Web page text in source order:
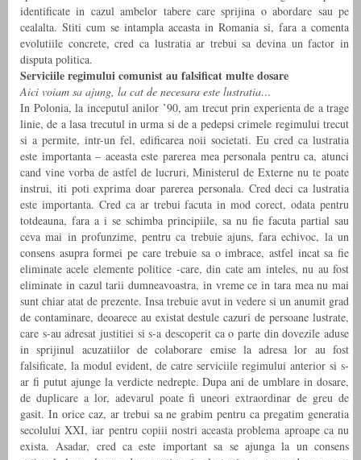
identificate in cazul ambelor tabere care sprijina o abordare sau pe
cealalta. Stiti cum se intampla aceasta in Romania si, fara a comenta
evolutiile concrete, cred ca lustratia ar trebui sa devina un factor in
disputa politica.
Serviciile regimului comunist au falsificat multe dosare
Aici voiam sa ajung, la cat de necesara este lustratia…
In Polonia, la inceputul anilor ’90, am trecut prin experienta de a trage
linie, de a lasa trecutul in urma si de a pedepsi crimele regimului trecut
si a permite, intr-un fel, edificarea noii societati. Eu cred ca lustratia
este importanta – aceasta este parerea mea personala pentru ca, atunci
cand vine vorba de astfel de lucruri, Ministerul de Externe nu te poate
instrui, iti poti exprima doar parerea personala. Cred deci ca lustratia
este importanta. Cred ca ar trebui facuta in mod corect, odata pentru
totdeauna, fara a i se schimba principiile, sa nu fie facuta partial sau
ceva mai in profunzime, pentru ca trebuie ajuns, fara echivoc, la un
consens asupra formei pe care trebuie sa o imbrace, astfel incat sa fie
eliminate acele elemente politice -care, din cate am inteles, nu au fost
eliminate in cazul tarii dumneavoastra, in vreme ce in tara mea nu mai
sunt chiar atat de prezente. Insa trebuie avut in vedere si un anumit grad
de contaminare, deoarece au existat destule cazuri de persoane lustrate,
care s-au adresat justitiei si s-a descoperit ca o parte din dovezile aduse
in sprijinul acuzatiilor de colaborare emise la adresa lor au fost
falsificate, la modul evident, de catre serviciile regimului anterior si s-
ar fi putut ajunge la verdicte nedrepte. Dupa ani de umblare in dosare,
de duplicare a lor, adevarul poate fi uneori extraordinar de greu de
gasit. In orice caz, ar trebui sa ne grabim pentru ca pregatim generatia
secolului XXI, iar pentru copiii nostri aceasta problema aproape ca nu
exista. Asadar, cred ca este important sa se ajunga la un consens